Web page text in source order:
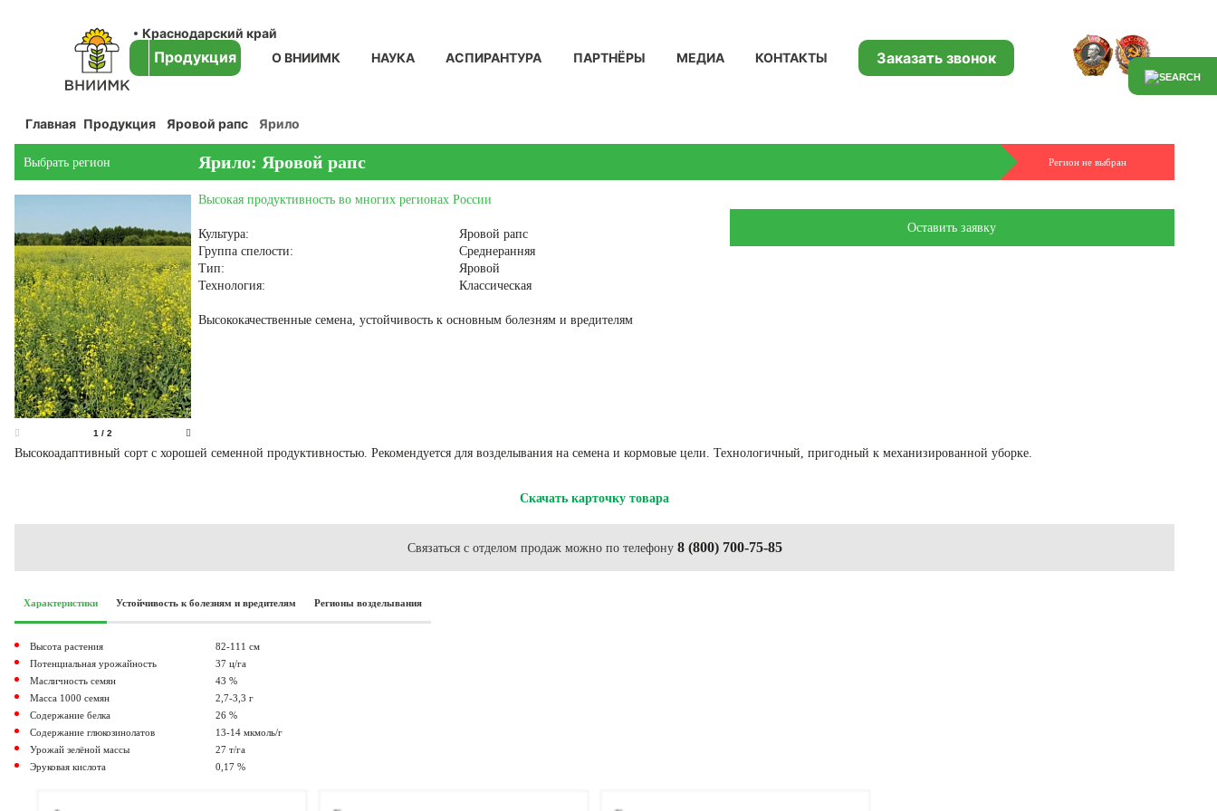
Краснодарский край
Продукция О ВНИИМК НАУКА АСПИРАНТУРА ПАРТНЁРЫ МЕДИА КОНТАКТЫ Заказать звонок
Главная Продукция Яровой рапс Ярило
Выбрать регион Ярило: Яровой рапс Регион не выбран
1 / 2
Высокая продуктивность во многих регионах России
Культура:
Яровой рапс
Группа спелости:
Среднеранняя
Тип:
Яровой
Технология:
Классическая
Высококачественные семена, устойчивость к основным болезням и вредителям
Оставить заявку
Высокоадаптивный сорт с хорошей семенной продуктивностью. Рекомендуется для возделывания на семена и кормовые цели. Технологичный, пригодный к механизированной уборке.
Скачать карточку товара
Связаться с отделом продаж можно по телефону 8 (800) 700-75-85
Характеристики Устойчивость к болезням и вредителям Регионы возделывания
Высота растения
82-111 см
Потенциальная урожайность
37 ц/га
Масличность семян
43 %
Масса 1000 семян
2,7-3,3 г
Содержание белка
26 %
Содержание глюкозинолатов
13-14 мкмоль/г
Урожай зелёной массы
27 т/га
Эруковая кислота
0,17 %